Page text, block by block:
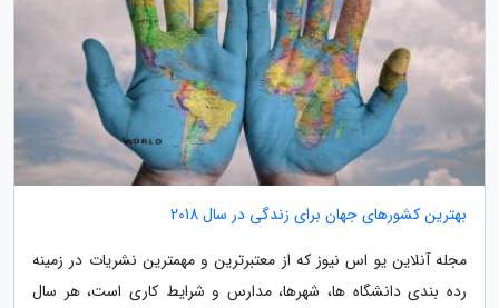
بهترین کشورهای جهان برای زندگی در سال 2018
مجله آنلاین یو اس نیوز که از معتبرترین و مهمترین نشریات در زمینه
رده بندی دانشگاه ها، شهرها، مدارس و شرایط کاری است، هر سال